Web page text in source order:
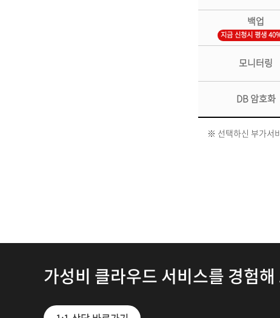
백업
지금 신청시 평생
모니터링
DB 암호화
※ 선택하신 부가서
가성비 클라우드 서비스를 경험